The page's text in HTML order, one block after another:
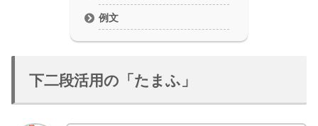
例文
下二段活用の「たまふ」